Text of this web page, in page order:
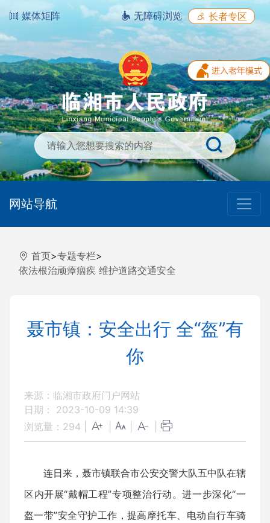
媒体矩阵 无障碍浏览 长者专区
网站导航
首页>专题专栏>
依法根治顽瘴痼疾 维护道路交通安全
聂市镇：安全出行 全“盔”有
你
来源：临湘市政府门户网站
日期： 2023-10-09 14:39
浏览量： 294
连日来，聂市镇联合市公安交警大队五中队在辖
区内开展“戴帽工程”专项整治行动。进一步深化“一
盔一带”安全守护工作，提高摩托车、电动自行车骑